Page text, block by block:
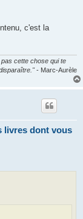
c'est la
cette chose qui te
- Marc-Aurèle
livres dont vous